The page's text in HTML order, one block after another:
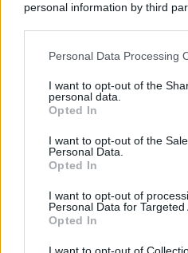
personal information by third
This information may also be
disclose it to other third parties.
Please note that this website/
services and may gather and
not limited to your visit or usage
grant or deny consent to
consent section.
Personal Data Processing
I want to opt-out of the
personal data.
Opted In
I want to opt-out of the
Personal Data.
Opted In
I want to opt-out of
Personal Data for Targeted
Opted In